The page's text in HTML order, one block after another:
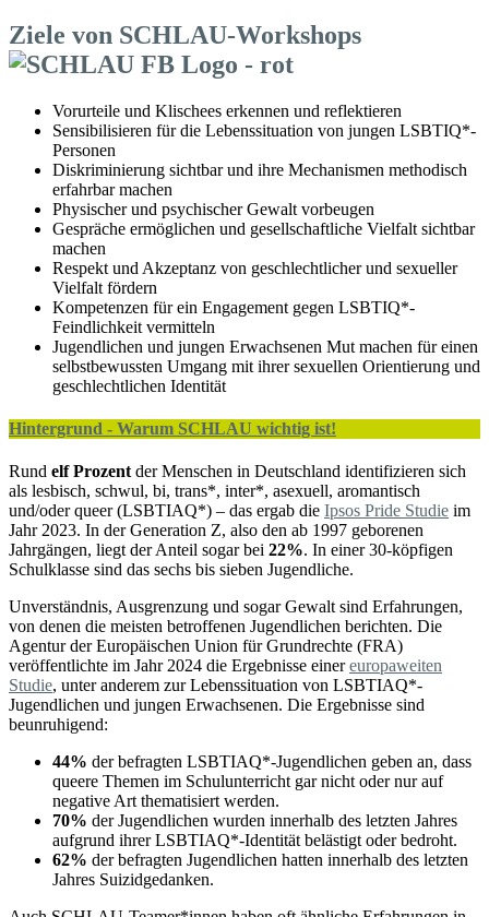
Ziele von SCHLAU-Workshops
Vorurteile und Klischees erkennen und reflektieren
Sensibilisieren für die Lebenssituation von jungen LSBTIQ*-
Personen
Diskriminierung sichtbar und ihre Mechanismen methodisch
erfahrbar machen
Physischer und psychischer Gewalt vorbeugen
Gespräche ermöglichen und gesellschaftliche Vielfalt sichtbar
machen
Respekt und Akzeptanz von geschlechtlicher und sexueller
Vielfalt fördern
Kompetenzen für ein Engagement gegen LSBTIQ*-
Feindlichkeit vermitteln
Jugendlichen und jungen Erwachsenen Mut machen für einen
selbstbewussten Umgang mit ihrer sexuellen Orientierung und
geschlechtlichen Identität
Hintergrund - Warum SCHLAU wichtig ist!
Rund elf Prozentder Menschen in Deutschland identifizieren sich
als lesbisch, schwul, bi, trans*, inter*, asexuell, aromantisch
und/oder queer (LSBTIAQ*) – das ergab die Ipsos Pride Studie im
Jahr 2023. In der Generation Z, also den ab 1997 geborenen
Jahrgängen, liegt der Anteil sogar bei 22%. In einer 30-köpfigen
Schulklasse sind das sechs bis sieben Jugendliche.
Unverständnis, Ausgrenzung und sogar Gewalt sind Erfahrungen,
von denen die meisten betroffenen Jugendlichen berichten. Die
Agentur der Europäischen Union für Grundrechte (FRA)
veröffentlichte im Jahr 2024 die Ergebnisse einereuropaweiten
Studie, unter anderem zur Lebenssituation von LSBTIAQ*-
Jugendlichen und jungen Erwachsenen. Die Ergebnisse sind
beunruhigend:
44% der befragten LSBTIAQ*-Jugendlichen geben an, dass
queere Themen im Schulunterricht gar nicht oder nur auf
negative Art thematisiert werden.
70% der Jugendlichen wurden innerhalb des letzten Jahres
aufgrund ihrer LSBTIAQ*-Identität belästigt oder bedroht.
62% der befragten Jugendlichen hatten innerhalb des letzten
Jahres Suizidgedanken.